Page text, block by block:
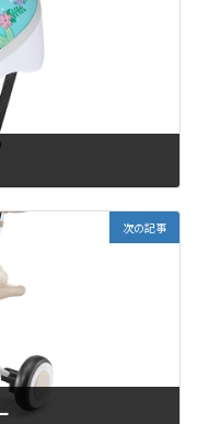
次の記事